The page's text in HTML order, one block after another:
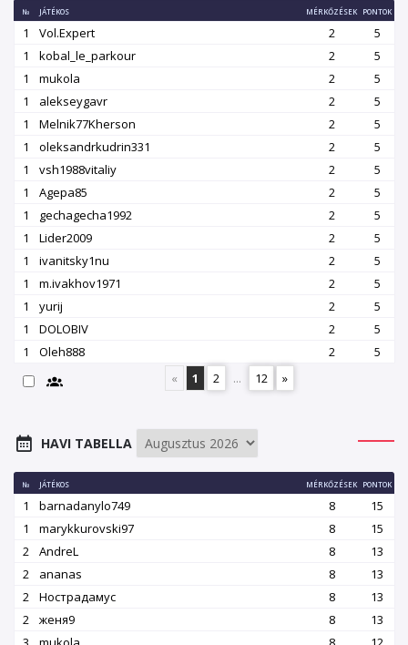
№ JÁTÉKOS MÉRKŐZÉSEK PONTOK
1 Vol.Expert 2
5
1
kobal_le_parkour 2
5
1
mukola 2
5
1
alekseygavr 2
5
1
Melnik77Kherson 2
5
1
oleksandrkudrin331 2
5
1
vsh1988vitaliy 2
5
1
Agepa85 2
5
1
gechagecha1992 2
5
1
Lider2009 2
5
1
ivanitsky1nu 2
5
1
m.ivakhov1971 2
5
1
yurij 2
5
1
DOLOBIV 2
5
1
Oleh888 2
5
«
1 2 ... 12 »
HAVI TABELLA
№ JÁTÉKOS MÉRKŐZÉSEK PONTOK
1 barnadanylo749 8
15
1
marykkurovski97 8
15
2
AndreL 8
13
2
ananas 8
13
2
Нострадамус 8
13
2
женя9 8
13